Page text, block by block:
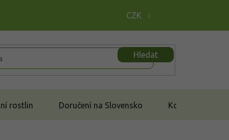
CZK
Hledat
rostlin Doručení na Slovensko Kontakt